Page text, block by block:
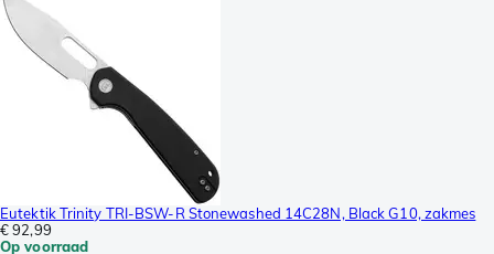
Eutektik Trinity TRI-BSW-R Stonewashed 14C28N, Black G10, zakmes
€ 92,99
Op voorraad